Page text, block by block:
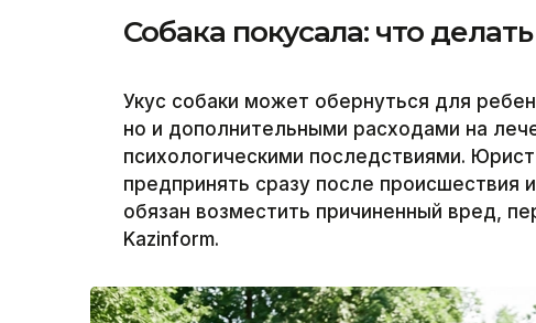
Собака покусала: что
Укус собаки может обернуться для
но и дополнительными расходами на
психологическими последствиями.
предпринять сразу после происшествия
обязан возместить причиненный вред,
Kazinform.